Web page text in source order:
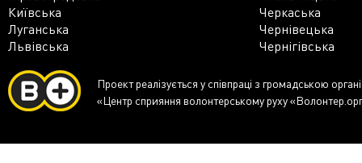
Київська
Черкаська
Луганська
Чернівецька
Львівська
Чернігівська
Проект реалізується у співпраці з громадською
«Центр сприяння волонтерському руху